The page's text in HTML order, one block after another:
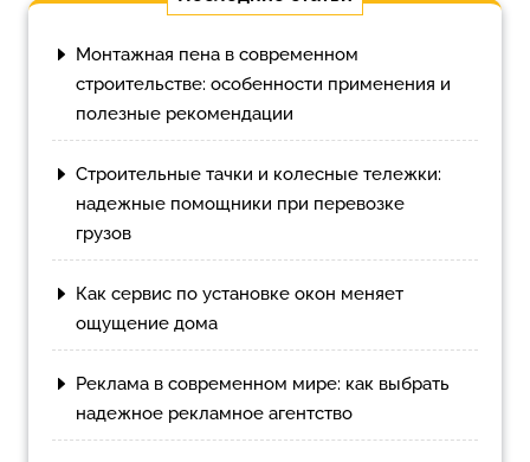
Монтажная пена в современном
строительстве: особенности применения и
полезные рекомендации
Строительные тачки и колесные тележки:
надежные помощники при перевозке
грузов
Как сервис по установке окон меняет
ощущение дома
Реклама в современном мире: как выбрать
надежное рекламное агентство